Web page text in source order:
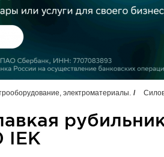
электроматериалы.
IEK